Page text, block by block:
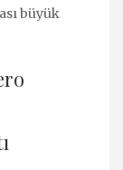
büyük